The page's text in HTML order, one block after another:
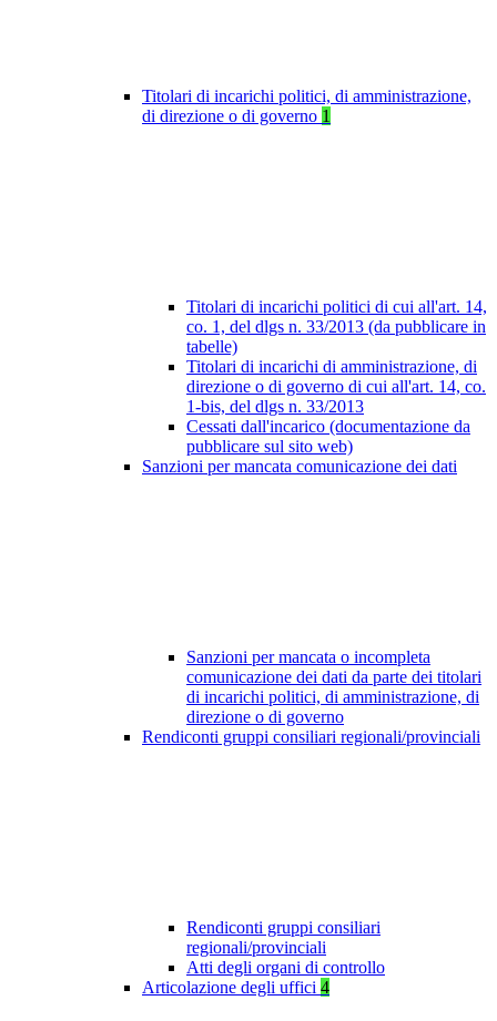
Titolari di incarichi politici, di amministrazione,
di direzione o di governo 1
Titolari di incarichi politici di cui all'art. 14,
co. 1, del dlgs n. 33/2013 (da pubblicare in
tabelle)
Titolari di incarichi di amministrazione, di
direzione o di governo di cui all'art. 14, co.
1-bis, del dlgs n. 33/2013
Cessati dall'incarico (documentazione da
pubblicare sul sito web)
Sanzioni per mancata comunicazione dei dati
Sanzioni per mancata o incompleta
comunicazione dei dati da parte dei titolari
di incarichi politici, di amministrazione, di
direzione o di governo
Rendiconti gruppi consiliari regionali/provinciali
Rendiconti gruppi consiliari
regionali/provinciali
Atti degli organi di controllo
Articolazione degli uffici 4